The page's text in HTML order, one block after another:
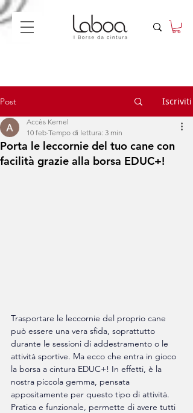
Post Iscriviti
Porta le leccornie del tuo cane con
facilità grazie alla borsa EDUC+!
Accès Kernel
10 feb Tempo di lettura: 3 min
Trasportare le leccornie del proprio cane
può essere una vera sfida, soprattutto
durante le sessioni di addestramento o le
attività sportive. Ma ecco che entra in gioco
la borsa a cintura EDUC+! In effetti, è la
nostra piccola gemma, pensata
appositamente per questo tipo di attività.
Pratica e funzionale, permette di avere tutti